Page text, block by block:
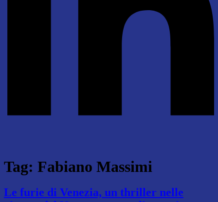
Tag: Fabiano Massimi
Le furie di Venezia, un thriller nelle